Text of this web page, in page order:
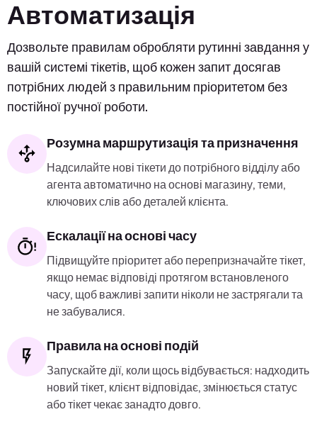
Автоматизація
Дозвольте правилам обробляти рутинні завдання у
вашій системі тікетів, щоб кожен запит досягав
потрібних людей з правильним пріоритетом без
постійної ручної роботи.
Розумна маршрутизація та призначення
Надсилайте нові тікети до потрібного відділу або
агента автоматично на основі магазину, теми,
ключових слів або деталей клієнта.
Ескалації на основі часу
Підвищуйте пріоритет або перепризначайте тікет,
якщо немає відповіді протягом встановленого
часу, щоб важливі запити ніколи не застрягали та
не забувалися.
Правила на основі подій
Запускайте дії, коли щось відбувається: надходить
новий тікет, клієнт відповідає, змінюється статус
або тікет чекає занадто довго.